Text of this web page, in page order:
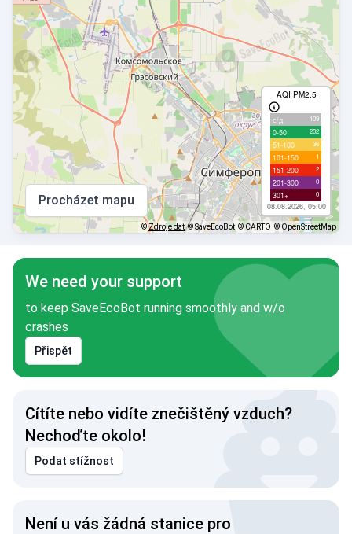
AQI PM2.5
с/д 109
0-50 202
51-100 36
101-150 1
151-200 2
201-300 0
301+ 0
08.08.2026, 05:00
Procházet mapu
©Zdroje dat © SaveEcoBot © CARTO © OpenStreetMap
We need your support
to keep SaveEcoBot running smoothly and w/o
crashes
Přispět
Cítíte nebo vidíte znečištěný vzduch?
Nechoďte okolo!
Podat stížnost
Není u vás žádná stanice pro